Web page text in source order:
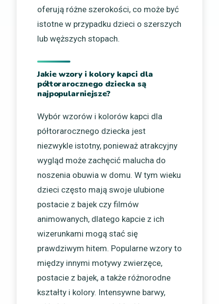
oferują różne szerokości, co może być
istotne w przypadku dzieci o szerszych
lub węższych stopach.
Jakie wzory i kolory kapci dla
półtorarocznego dziecka są
najpopularniejsze?
Wybór wzorów i kolorów kapci dla
półtorarocznego dziecka jest
niezwykle istotny, ponieważ atrakcyjny
wygląd może zachęcić malucha do
noszenia obuwia w domu. W tym wieku
dzieci często mają swoje ulubione
postacie z bajek czy filmów
animowanych, dlatego kapcie z ich
wizerunkami mogą stać się
prawdziwym hitem. Popularne wzory to
między innymi motywy zwierzęce,
postacie z bajek, a także różnorodne
kształty i kolory. Intensywne barwy,